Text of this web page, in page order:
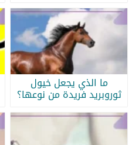
ما الذي يجعل خيول
ثوروبريد فريدة من نوعها؟